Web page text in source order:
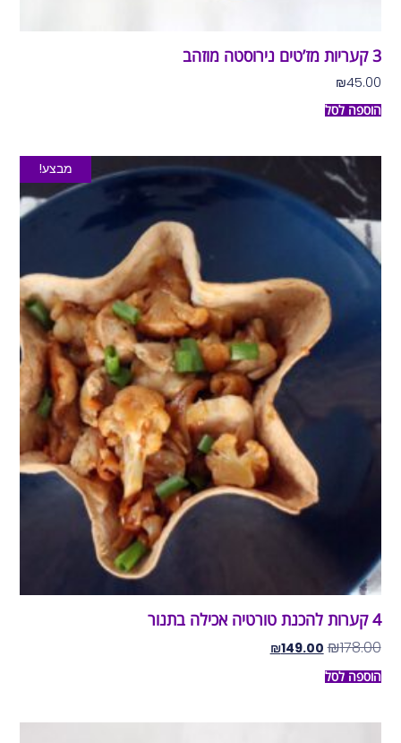
3 קעריות מז’טים נירוסטה מוזהב
₪45.00
הוספה לסל
מבצע!
4 קערות להכנת טורטיה אכילה בתנור
₪178.00
₪149.00
הוספה לסל